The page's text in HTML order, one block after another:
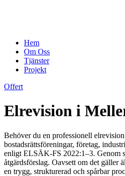
Hem
Om Oss
Tjänster
Projekt
Offert
Elrevision i
Behöver du en professionell
bostadsrättsföreningar, företag,
enligt ELSÄK-FS 2022:1–3. Genom
åtgärdsförslag. Oavsett om det gäller
en trygg, strukturerad och spårbar